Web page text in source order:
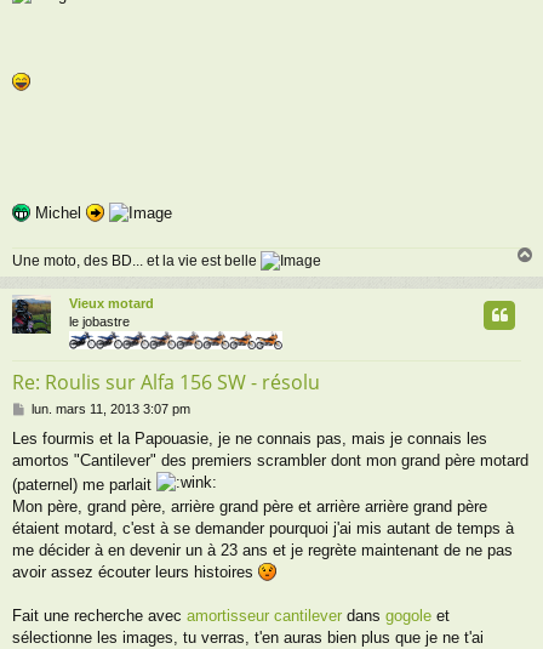
Michel
Une moto, des BD... et la vie est belle
a
Vieux motard
le jobastre
Re: Roulis sur Alfa 156 SW - résolu
M
s
s
a
e
lun. mars 11, 2013 3:07 pm
Les fourmis et la Papouasie, je ne connais pas, mais je connais les
amortos "Cantilever" des premiers scrambler dont mon grand père motard
(paternel) me parlait
Mon père, grand père, arrière grand père et arrière arrière grand père
étaient motard, c'est à se demander pourquoi j'ai mis autant de temps à
me décider à en devenir un à 23 ans et je regrète maintenant de ne pas
avoir assez écouter leurs histoires
Fait une recherche avec amortisseur cantilever dans gogole et
sélectionne les images, tu verras, t'en auras bien plus que je ne t'ai